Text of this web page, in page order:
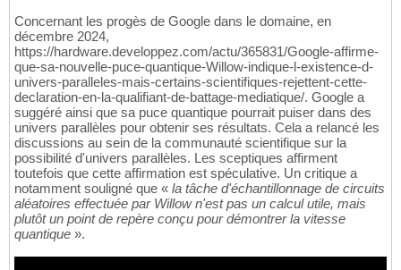
Concernant les progès de Google dans le domaine, en
décembre 2024,
https://hardware.developpez.com/actu/365831/Google-affirme-
que-sa-nouvelle-puce-quantique-Willow-indique-l-existence-d-
univers-paralleles-mais-certains-scientifiques-rejettent-cette-
declaration-en-la-qualifiant-de-battage-mediatique/. Google a
suggéré ainsi que sa puce quantique pourrait puiser dans des
univers parallèles pour obtenir ses résultats. Cela a relancé les
discussions au sein de la communauté scientifique sur la
possibilité d'univers parallèles. Les sceptiques affirment
toutefois que cette affirmation est spéculative. Un critique a
notamment souligné que « la tâche d'échantillonnage de circuits
aléatoires effectuée par Willow n'est pas un calcul utile, mais
plutôt un point de repère conçu pour démontrer la vitesse
quantique ».